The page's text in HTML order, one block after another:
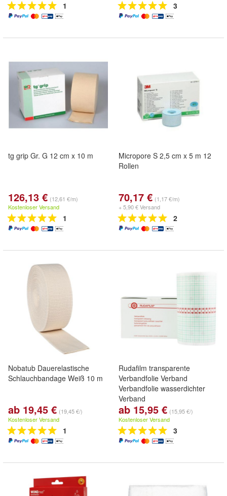
1 3
tg grip Gr. G 12 cm x 10 m
126,13 € (12,61 €/m)
Kostenloser Versand
1
Micropore S 2,5 cm x 5 m 12
Rollen
70,17 € (1,17 €/m)
+ 5,90 € Versand
2
Nobatub Dauerelastische
Schlauchbandage Weiß 10 m
ab 19,45 € (19,45 €/)
Kostenloser Versand
1
Rudafilm transparente
Verbandfolie Verband
Verbandfolie wasserdichter
Verband
ab 15,95 € (15,95 €/)
Kostenloser Versand
3